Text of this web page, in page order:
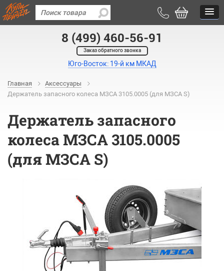
8 (499) 460-56-91
Заказ обратного звонка
Юго-Восток: 19-й км МКАД
Главная
Аксессуары
Держатель запасного колеса МЗСА 3105.0005 (для МЗСА S)
Держатель запасного
колеса МЗСА 3105.0005
(для МЗСА S)